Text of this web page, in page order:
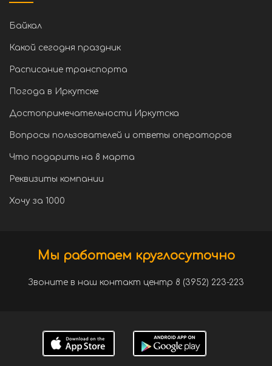
Байкал
Какой сегодня праздник
Расписание транспорта
Погода в Иркутске
Достопримечательности Иркутска
Вопросы пользователей и ответы операторов
Что подарить на 8 марта
Реквизиты компании
Хочу за 1000
Мы работаем круглосуточно
Звоните в наш контакт центр 8 (3952) 223-223